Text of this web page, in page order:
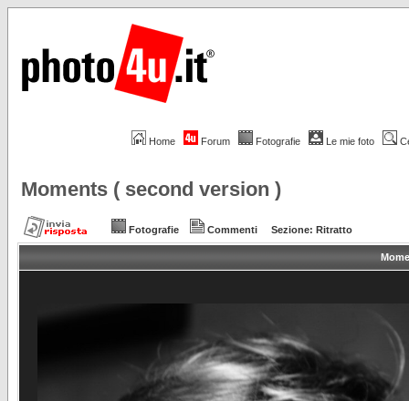
Home Forum Fotografie Le mie foto
Moments ( second version )
Fotografie Commenti Sezione: Ritratto